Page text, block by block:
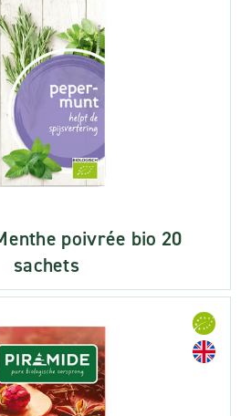
poivrée bio 20
sachets